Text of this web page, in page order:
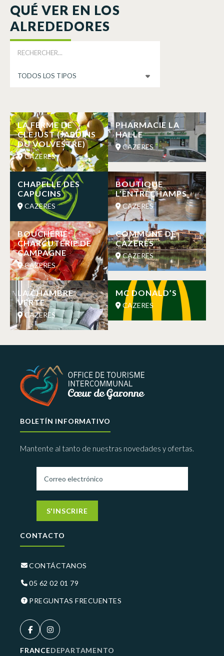
QUÉ VER EN LOS
ALREDEDORES
LA FERME DE
CLEJUST (JARDINS
DU VOLVESTRE)
CAZERES
PHARMACIE LA
HALLE
CAZERES
CHAPELLE DES
CAPUCINS
CAZERES
BOUTIQUE
L’ENTRECHAMPS
CAZERES
BOUCHERIE
CHARCUTERIE DE
CAMPAGNE
CAZERES
COMMUNE DE
CAZERES
CAZERES
LA CHAMBRE
VERTE
CAZERES
MC DONALD’S
CAZERES
BOLETÍN INFORMATIVO
Mantente al tanto de nuestras novedades y ofertas.
S'INSCRIRE
CONTACTO
CONTÁCTANOS
05 62 02 01 79
PREGUNTAS FRECUENTES
FRANCEDEPARTAMENTO